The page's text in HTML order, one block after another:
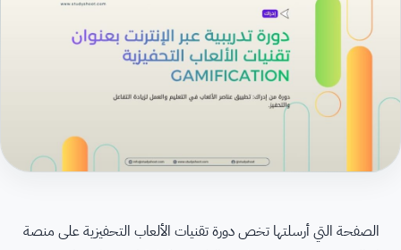
الصفحة التي أرسلتها تخص دورة تقنيات الألعاب التحفيزية على منصة